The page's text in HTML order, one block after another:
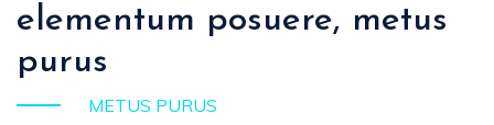
elementum posuere, metus
purus
METUS PURUS